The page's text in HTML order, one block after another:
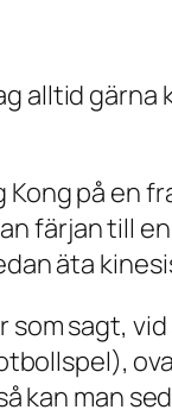
alltid
på
färjan till
äta
sagt,
kan man